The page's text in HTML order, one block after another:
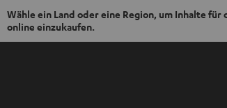
Wähle ein Land oder eine Region, um Inhalte für
online einzukaufen.
ZUM